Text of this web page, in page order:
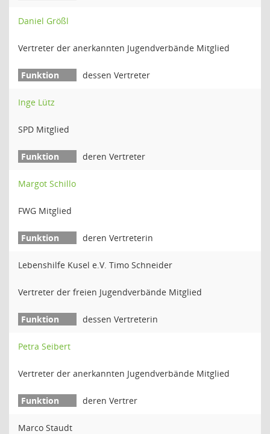
Daniel Größl
Vertreter der anerkannten Jugendverbände Mitglied
dessen Vertreter
Inge Lütz
SPD Mitglied
deren Vertreter
Margot Schillo
FWG Mitglied
deren Vertreterin
Lebenshilfe Kusel e.V. Timo Schneider
Vertreter der freien Jugendverbände Mitglied
dessen Vertreterin
Petra Seibert
Vertreter der anerkannten Jugendverbände Mitglied
deren Vertrer
Marco Staudt